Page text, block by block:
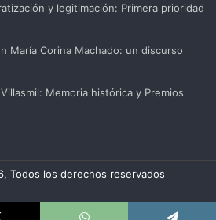
y legitimación: Primera prioridad
María Corina Machado: un discurso
Villasmil: Memoria histórica y Premios
Todos los derechos reservados